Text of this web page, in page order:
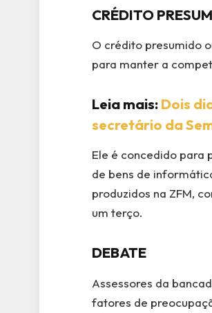
CRÉDITO
O crédito presumido
para manter a
Leia mais:Dois
secretário da
Ele é concedido para
de bens de
produzidos na ZFM,
um terço.
DEBATE
Assessores da
fatores de